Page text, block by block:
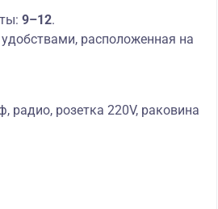
9–12.
расположенная на
радио, розетка 220V, раковина